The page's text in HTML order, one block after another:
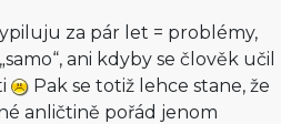
za pár let = problémy,
ani kdyby se člověk učil
Pak se totiž lehce stane, že
anličtině pořád jenom